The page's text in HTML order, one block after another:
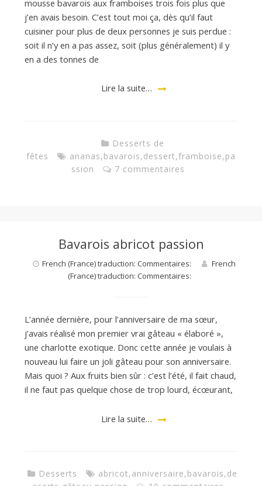
mousse bavarois aux framboises trois fois plus que
j’en avais besoin. C’est tout moi ça, dès qu’il faut
cuisiner pour plus de deux personnes je suis perdue :
soit il n’y en a pas assez, soit (plus généralement) il y
en a des tonnes de
Lire la suite…
Desserts de
fêtes
ananas,bavarois,dessert,framboise,pa
ssion
7 commentaires
Bavarois abricot passion
French (France) traduction: Commentaires:
French
(France) traduction: Commentaires:
L’année dernière, pour l’anniversaire de ma sœur,
j’avais réalisé mon premier vrai gâteau « élaboré »,
une charlotte exotique. Donc cette année je voulais à
nouveau lui faire un joli gâteau pour son anniversaire.
Mais quoi ? Aux fruits bien sûr : c’est l’été, il fait chaud,
il ne faut pas quelque chose de trop lourd, écœurant,
Lire la suite…
Desserts abricot,anniversaire,bavarois,de